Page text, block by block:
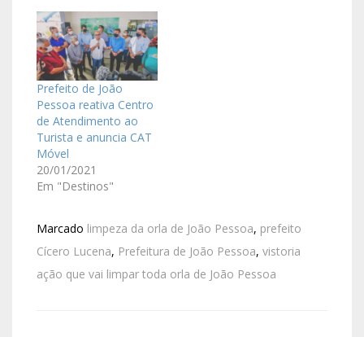
Prefeito de João
Pessoa reativa Centro
de Atendimento ao
Turista e anuncia CAT
Móvel
20/01/2021
Em "Destinos"
Marcado limpeza da orla de João Pessoa, prefeito
Cícero Lucena, Prefeitura de João Pessoa, vistoria
ação que vai limpar toda orla de João Pessoa